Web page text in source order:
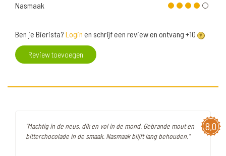
Nasmaak
Ben je Bierista? Login en schrijf een review en ontvang +10
Review toevoegen
8,0
"Machtig in de neus, dik en vol in de mond. Gebrande mout en
bitterchocolade in de smaak. Nasmaak blijft lang behouden."